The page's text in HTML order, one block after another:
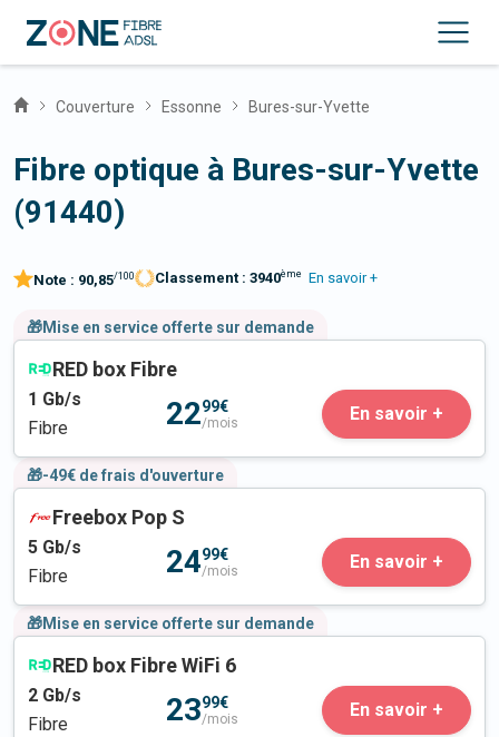
Couverture Essonne Bures-sur-Yvette
Fibre optique à Bures-sur-Yvette
(91440)
Note : 90,85/100 Classement : 3940ème En savoir +
🎁Mise en service offerte sur demande
RED box Fibre
1 Gb/s
Fibre
2299€
/mois En savoir +
🎁-49€ de frais d'ouverture
Freebox Pop S
5 Gb/s
Fibre
2499€
/mois En savoir +
🎁Mise en service offerte sur demande
RED box Fibre WiFi 6
2 Gb/s
Fibre
2399€
/mois En savoir +